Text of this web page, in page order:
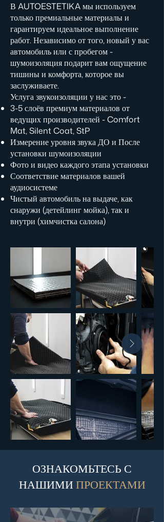
В AUTOESTETIKA мы используем
только премиальные материалы и
гарантируем идеальное выполнение
работ. Независимо от того, новый у вас
автомобиль или с пробегом -
шумоизоляция подарит вам ощущение
тишины и комфорта, которое вы
заслуживаете.
Услуга звукоизоляции у нас это -
3-5 слоёв премиум материалов от
ведущих производителей - Comfort
Mat, Silent Coat, StP
Измерение уровня звука ДО и После
установки шумоизоляции
Фото и видео каждого этапа установки
Соответствие материалов вашей
аудиосистеме
Чистый автомобиль на выдаче, как
снаружи (детейлинг мойка), так и
внутри (химчистка салона)
ОЗНАКОМЬТЕСЬ С
НАШИМИПРОЕКТАМИ